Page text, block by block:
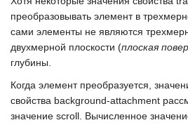
преобразовывать элемент в
сами элементы не являются
двухмерной плоскости (плоская
глубины.
Когда элемент преобразуется,
свойства background-attachment
значение scroll . Вычисленное